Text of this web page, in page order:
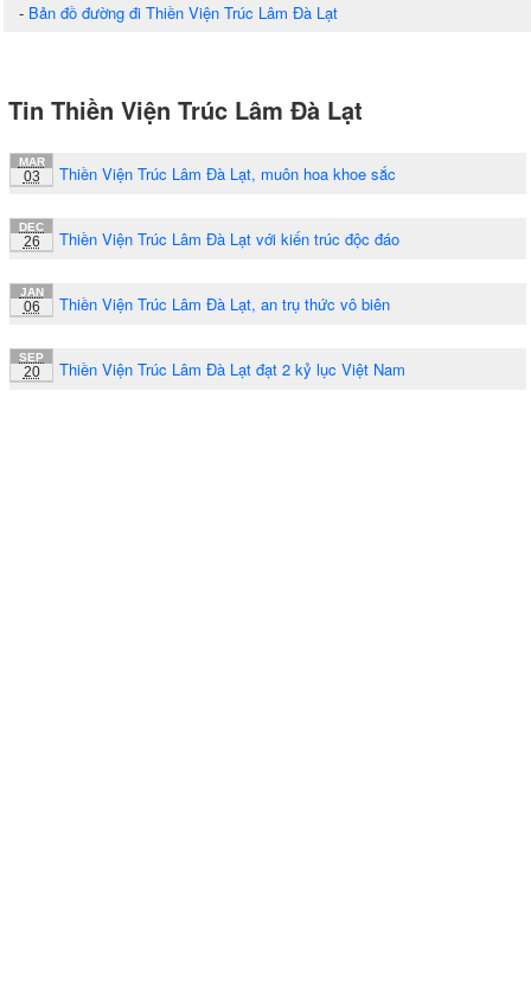
- Bản đồ đường đi Thiền Viện Trúc Lâm Đà Lạt
Tin Thiền Viện Trúc Lâm Đà Lạt
MAR
03 Thiền Viện Trúc Lâm Đà Lạt, muôn hoa khoe sắc
DEC
26 Thiền Viện Trúc Lâm Đà Lạt với kiến trúc độc đáo
JAN
06 Thiền Viện Trúc Lâm Đà Lạt, an trụ thức vô biên
SEP
20 Thiền Viện Trúc Lâm Đà Lạt đạt 2 kỷ lục Việt Nam